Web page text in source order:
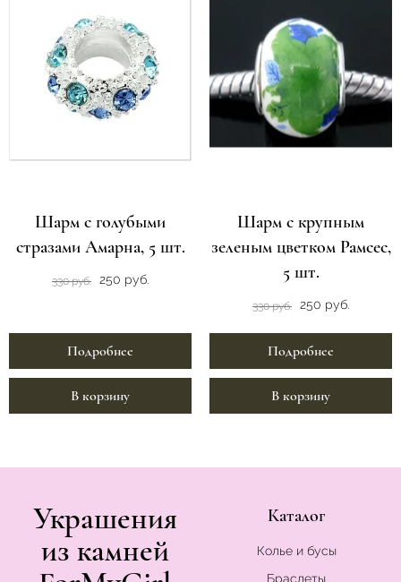
Шарм с голубыми
стразами Амарна, 5 шт.
330 руб. 250 руб.
Подробнее
В корзину
Шарм с крупным
зеленым цветком Рамсес,
5 шт.
330 руб. 250 руб.
Подробнее
В корзину
Украшения
из камней
Каталог
Колье и бусы
Браслеты